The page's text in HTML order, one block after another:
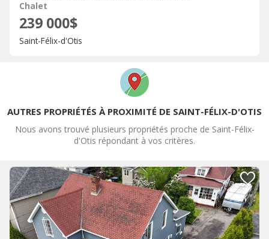
Chalet
239 000$
Saint-Félix-d'Otis
AUTRES PROPRIÉTÉS À PROXIMITÉ DE SAINT-FÉLIX-D'OTIS
Nous avons trouvé plusieurs propriétés proche de Saint-Félix-
d'Otis répondant à vos critères.